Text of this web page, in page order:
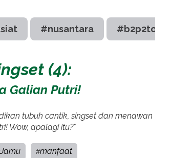
#nusantara #b2p2toot
(4):
Galian Putri!
tubuh cantik, singset dan menawan
Wow, apalagi itu?"
Jamu #manfaat